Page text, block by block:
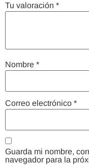
Tu valoración *
Nombre *
Correo electrónico *
Guarda mi nombre,
navegador para la